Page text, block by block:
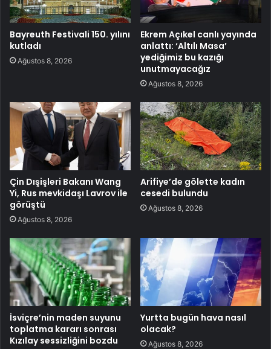
Bayreuth Festivali 150. yılını
kutladı
Ağustos 8, 2026
Ekrem Açıkel canlı yayında
anlattı: ‘Altılı Masa’
yediğimiz bu kazığı
unutmayacağız
Ağustos 8, 2026
Çin Dışişleri Bakanı Wang
Yi, Rus mevkidaşı Lavrov ile
görüştü
Ağustos 8, 2026
Arifiye’de gölette kadın
cesedi bulundu
Ağustos 8, 2026
İsviçre’nin maden suyunu
toplatma kararı sonrası
Kızılay sessizliğini bozdu
Yurtta bugün hava nasıl
olacak?
Ağustos 8, 2026